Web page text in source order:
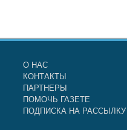
О НАС
КОНТАКТЫ
ПАРТНЕРЫ
ПОМОЧЬ ГАЗЕТЕ
ПОДПИСКА НА РАССЫЛКУ